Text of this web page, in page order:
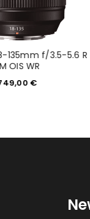
135mm f/3.5-5.6 R
OIS WR
€